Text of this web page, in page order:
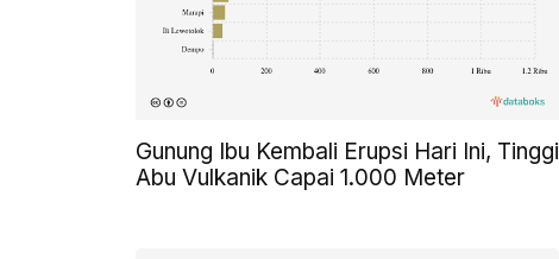
Gunung Ibu Kembali Erupsi Hari Ini, Tinggi
Abu Vulkanik Capai 1.000 Meter